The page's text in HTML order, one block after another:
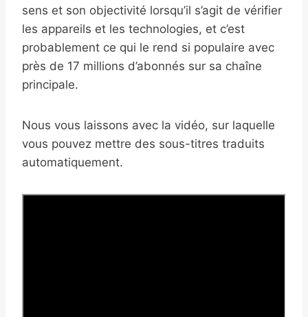
sens et son objectivité lorsqu’il s’agit de vérifier
les appareils et les technologies, et c’est
probablement ce qui le rend si populaire avec
près de 17 millions d’abonnés sur sa chaîne
principale.
Nous vous laissons avec la vidéo, sur laquelle
vous pouvez mettre des sous-titres traduits
automatiquement.